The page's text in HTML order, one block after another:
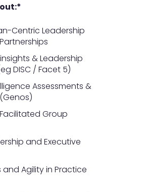
*
Centric Leadership
& Leadership
DISC / Facet 5)
Assessments &
Group
and Executive
and Agility in Practice